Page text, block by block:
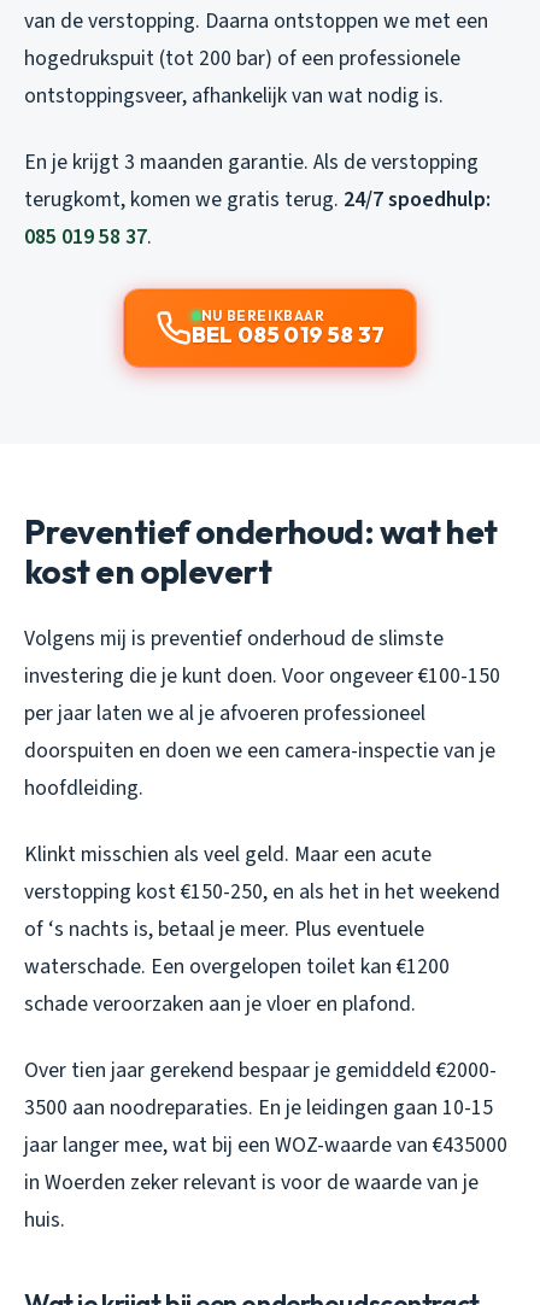
van de verstopping. Daarna ontstoppen we met een
hogedrukspuit (tot 200 bar) of een professionele
ontstoppingsveer, afhankelijk van wat nodig is.
En je krijgt 3 maanden garantie. Als de verstopping
terugkomt, komen we gratis terug. 24/7 spoedhulp:
085 019 58 37.
NU BEREIKBAAR
BEL 085 019 58 37
Preventief onderhoud: wat het
kost en oplevert
Volgens mij is preventief onderhoud de slimste
investering die je kunt doen. Voor ongeveer €100-150
per jaar laten we al je afvoeren professioneel
doorspuiten en doen we een camera-inspectie van je
hoofdleiding.
Klinkt misschien als veel geld. Maar een acute
verstopping kost €150-250, en als het in het weekend
of ‘s nachts is, betaal je meer. Plus eventuele
waterschade. Een overgelopen toilet kan €1200
schade veroorzaken aan je vloer en plafond.
Over tien jaar gerekend bespaar je gemiddeld €2000-
3500 aan noodreparaties. En je leidingen gaan 10-15
jaar langer mee, wat bij een WOZ-waarde van €435000
in Woerden zeker relevant is voor de waarde van je
huis.